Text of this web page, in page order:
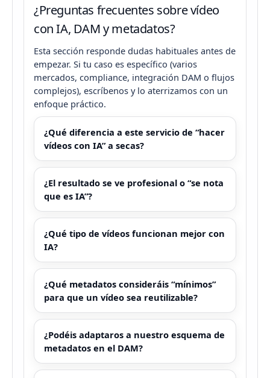
¿Preguntas frecuentes sobre vídeo
con IA, DAM y metadatos?
Esta sección responde dudas habituales antes de
empezar. Si tu caso es específico (varios
mercados, compliance, integración DAM o flujos
complejos), escríbenos y lo aterrizamos con un
enfoque práctico.
¿Qué diferencia a este servicio de “hacer
vídeos con IA” a secas?
¿El resultado se ve profesional o “se nota
que es IA”?
¿Qué tipo de vídeos funcionan mejor con
IA?
¿Qué metadatos consideráis “mínimos”
para que un vídeo sea reutilizable?
¿Podéis adaptaros a nuestro esquema de
metadatos en el DAM?